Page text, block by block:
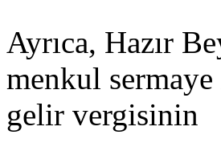
Ayrıca, Hazır
menkul
gelir vergisinin